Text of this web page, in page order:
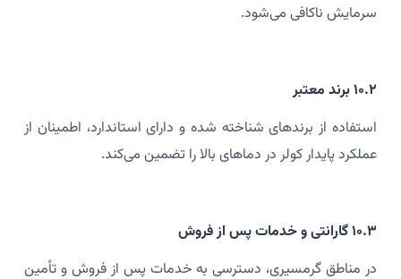
سرمایش ناکافی می‌شود.
۱۰.۲ برند معتبر
استفاده از برندهای شناخته شده و دارای استاندارد، اطمینان از
عملکرد پایدار کولر در دماهای بالا را تضمین می‌کند.
۱۰.۳ گارانتی و خدمات پس از فروش
در مناطق گرمسیری، دسترسی به خدمات پس از فروش و تأمین